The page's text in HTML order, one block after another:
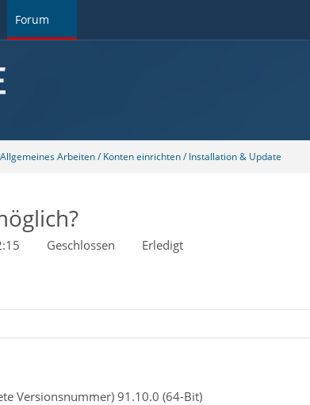
Forum
Allgemeines Arbeiten / Konten einrichten / Installation & Update
Geschlossen Erledigt
Versionsnummer) 91.10.0 (64-Bit)